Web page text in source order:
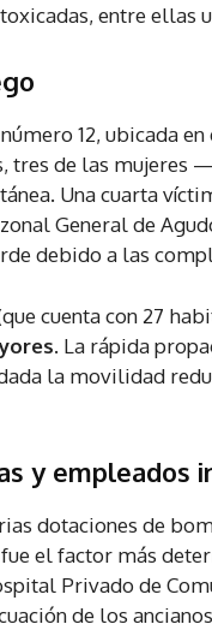
entre ellas
12, ubicada
tres de las mujeres
Una cuarta
General de
debido a las
cuenta con 27
. La rápida
la movilidad
y empleados
dotaciones de
el factor más
Privado de
de los